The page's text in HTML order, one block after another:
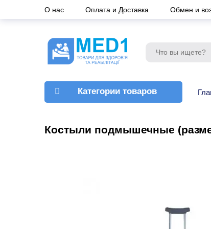
О нас Оплата и Доставка Обмен и
Категории товаров
Костыли подмышечные